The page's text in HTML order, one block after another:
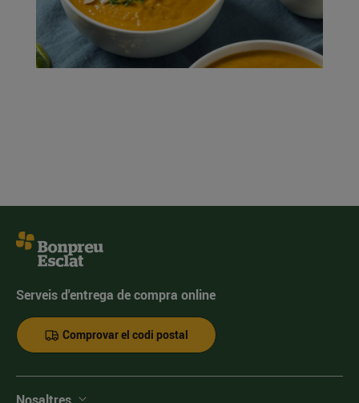
Serveis d'entrega de compra online
Comprovar el codi postal